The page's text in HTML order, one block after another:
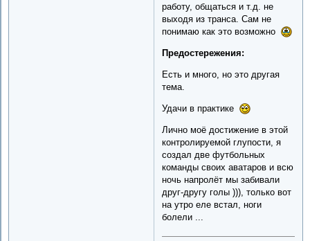
работу, общаться и т.д. не
выходя из транса. Сам не
понимаю как это возможно
Предостережения:
Есть и много, но это другая
тема.
Удачи в практике
Лично моё достижение в этой
контролируемой глупости, я
создал две футбольных
команды своих аватаров и всю
ночь напролёт мы забивали
друг-другу голы ))), только вот
на утро еле встал, ноги
болели ...